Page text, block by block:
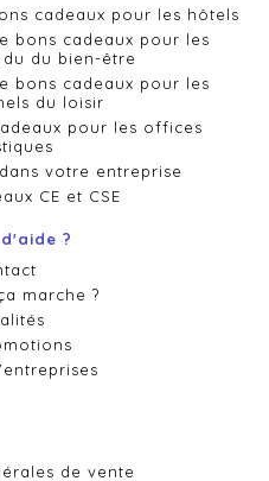
cadeaux pour les hôtels
bons cadeaux pour les
du bien-être
bons cadeaux pour les
du loisir
pour les offices
votre entreprise
CE et CSE
?
marche ?
de vente